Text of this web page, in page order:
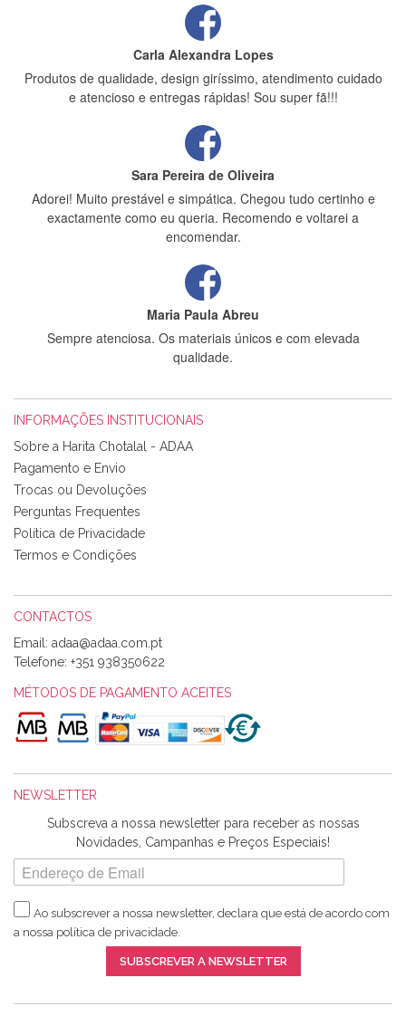
Carla Alexandra Lopes
Produtos de qualidade, design giríssimo, atendimento cuidado
e atencioso e entregas rápidas! Sou super fã!!!
Sara Pereira de Oliveira
Adorei! Muito prestável e simpática. Chegou tudo certinho e
exactamente como eu queria. Recomendo e voltarei a
encomendar.
Maria Paula Abreu
Sempre atenciosa. Os materiais únicos e com elevada
qualidade.
Tudo chegou em condições, pois os produtos vieram muito
bem acondicionados. Estou plenamente satisfeita com os
produtos adquiridos. Relativamente à bolsa, tem um tecido
com um padrão e cores muito bonitas e a execução está
perfeitíssima. Futuramente penso voltar a comprar na vossa
loja, têm excelentes artigos a um preço muito justo. A
Alexandra Morais
Olá boa Noite. Os meus tecidos chegaram hoje. Muito
obrigada pelo miminho que dá um jeitaço pras minhas linhas
de bordar e não sei o que pões nos tecidos, mas que cheiram
maravilhosamente ... cheiram! :) Muito Obrigada.
Harita a minha encomenda já chegou. :) Muito obrigada pela
rapidez no envio, pela qualidade dos materiais que me
enviaste e pela simpatia de sempre. :)
Catarina Amaro
5 estrelas. Gosto muito do serviço. A Harita Chotalal é muito
Recomendo.
INFORMAÇÕES INSTITUCIONAIS
Sobre a Harita Chotalal - ADAA
Pagamento e Envio
Trocas ou Devoluções
Perguntas Frequentes
Política de Privacidade
Termos e Condições
CONTACTOS
Email:
Telefone: +351 938350622
MÉTODOS DE PAGAMENTO ACEITES
NEWSLETTER
Subscreva a nossa newsletter para receber as nossas
Novidades, Campanhas e Preços Especiais!
Ao subscrever a nossa newsletter, declara que está de acordo com
a nossa política de privacidade.
SUBSCREVER A NEWSLETTER